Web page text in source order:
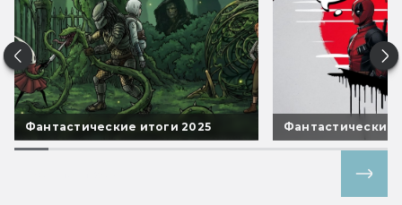
Фантастические итоги 2025 Фантастические